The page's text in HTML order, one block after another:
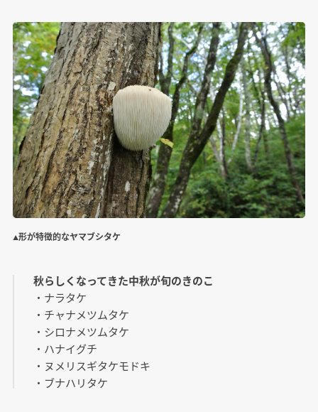
▲形が特徴的なヤマブシタケ
秋らしくなってきた中秋が旬のきのこ
・ナラタケ
・チャナメツムタケ
・シロナメツムタケ
・ハナイグチ
・ヌメリスギタケモドキ
・ブナハリタケ